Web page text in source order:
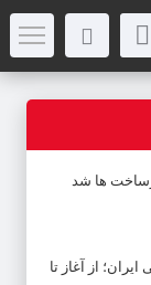
ها شد
از آغاز تا